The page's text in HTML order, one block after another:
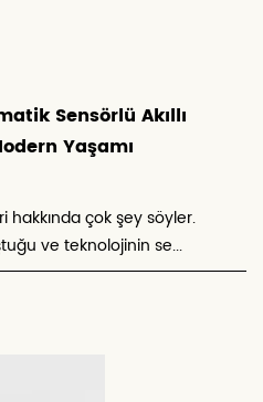
Sensörlü Akıllı
Yaşamı
hakkında çok şey söyler.
ve teknolojinin se...